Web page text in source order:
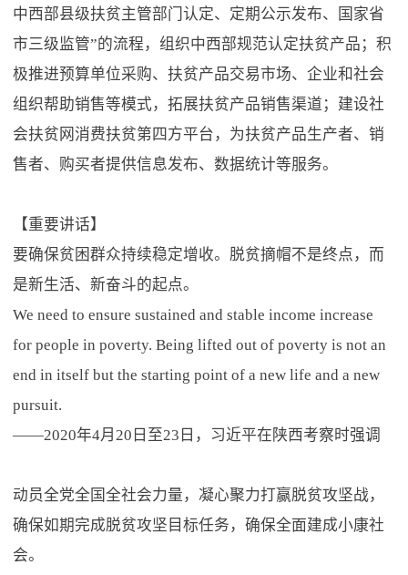
中西部县级扶贫主管部门认定、定期公示发布、国家省
市三级监管”的流程，组织中西部规范认定扶贫产品；积
极推进预算单位采购、扶贫产品交易市场、企业和社会
组织帮助销售等模式，拓展扶贫产品销售渠道；建设社
会扶贫网消费扶贫第四方平台，为扶贫产品生产者、销
售者、购买者提供信息发布、数据统计等服务。
【重要讲话】
要确保贫困群众持续稳定增收。脱贫摘帽不是终点，而
是新生活、新奋斗的起点。
We need to ensure sustained and stable income increase
for people in poverty. Being lifted out of poverty is not an
end in itself but the starting point of a new life and a new
pursuit.
——2020年4月20日至23日，习近平在陕西考察时强调
动员全党全国全社会力量，凝心聚力打赢脱贫攻坚战，
确保如期完成脱贫攻坚目标任务，确保全面建成小康社
会。